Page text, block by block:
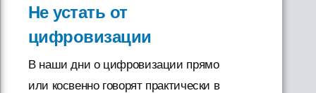
Не устать от
цифровизации
В наши дни о цифровизации прямо
или косвенно говорят практически в